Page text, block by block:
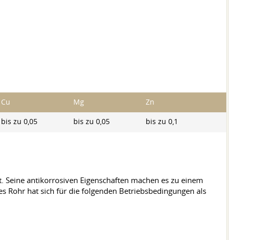
Cu Mg Zn
bis zu 0,05 bis zu 0,05 bis zu 0,1
antikorrosiven Eigenschaften machen es zu einem
Rohr hat sich für die folgenden Betriebsbedingungen als